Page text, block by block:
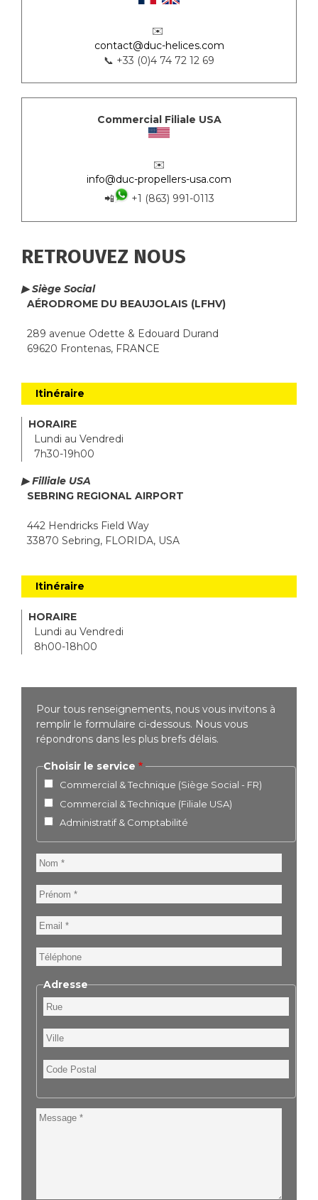
✉️
contact@duc-helices.com
📞 +33 (0)4 74 72 12 69
Commercial Filiale USA
✉️
info@duc-propellers-usa.com
📲
+1 (863) 991-0113
RETROUVEZ NOUS
▶ Siège Social
AÉRODROME DU BEAUJOLAIS (LFHV)
289 avenue Odette & Edouard Durand
69620 Frontenas, FRANCE
Itinéraire
HORAIRE
Lundi au Vendredi
7h30-19h00
▶ Filliale USA
SEBRING REGIONAL AIRPORT
442 Hendricks Field Way
33870 Sebring, FLORIDA, USA
Itinéraire
HORAIRE
Lundi au Vendredi
8h00-18h00
Pour tous renseignements, nous vous invitons à
remplir le formulaire ci-dessous. Nous vous
répondrons dans les plus brefs délais.
Choisir le service
Commercial & Technique (Siège Social - FR)
Commercial & Technique (Filiale USA)
Administratif & Comptabilité
Nom
Prénom
Email
Téléphone
Adresse
Rue
Ville
Code
Postal
Message